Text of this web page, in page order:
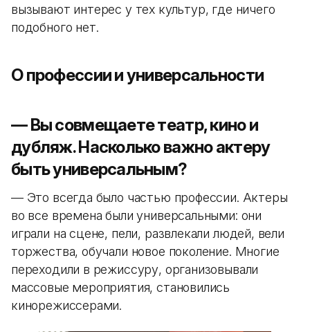
вызывают интерес у тех культур, где ничего
подобного нет.
О профессии и универсальности
— Вы совмещаете театр, кино и
дубляж. Насколько важно актеру
быть универсальным?
— Это всегда было частью профессии. Актеры
во все времена были универсальными: они
играли на сцене, пели, развлекали людей, вели
торжества, обучали новое поколение. Многие
переходили в режиссуру, организовывали
массовые мероприятия, становились
кинорежиссерами.